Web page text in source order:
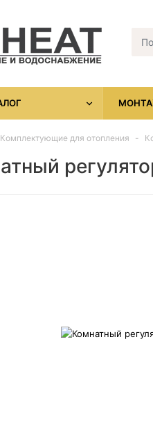
Комплектующие для отопления